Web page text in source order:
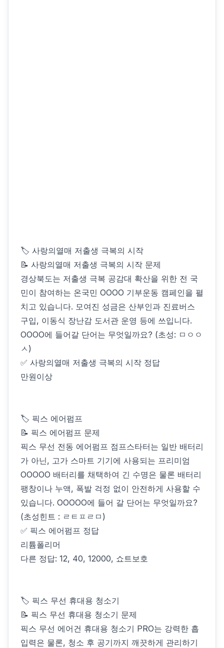
🏷 사랑의열매 저출생 극복의 시작
📝 사랑의열매 저출생 극복의 시작 문제
경상북도는 저출생 극복 공감대 확산을 위한 전 국
민이 참여하는 온국민 OOOO 기부운동 캠페인을 펼
치고 있습니다. 모여진 성금은 산부인과 진료버스
구입, 이동식 장난감 도서관 운영 등에 쓰입니다.
OOOO에 들어갈 단어는 무엇일까요? (초성: ㅁㅇㅇ
ㅅ)
✅ 사랑의열매 저출생 극복의 시작 정답
만원이상
🏷 픽스 에어펌프
📝 픽스 에어펌프 문제
픽스 무선 전동 에어펌프 점프스타터는 일반 배터리
가 아닌, 고가 스마트 기기에 사용되는 프리미엄
OOOOO 배터리를 채택하여 긴 수명은 물론 배터리
팽창이나 누액, 폭발 걱정 없이 안전하게 사용할 수
있습니다. OOOOO에 들어 갈 단어는 무엇일까요?
(초성힌트 : ㄹㅌㅍㄹㅁ)
✅ 픽스 에어펌프 정답
리튬폴리머
다른 정답: 12, 40, 12000, 쇼트보호
🏷 픽스 무선 휴대용 청소기
📝 픽스 무선 휴대용 청소기 문제
픽스 무선 에어건 휴대용 청소기 PRO는 강력한 흡
입력은 물론, 청소 후 공기까지 깨끗하게 관리하기